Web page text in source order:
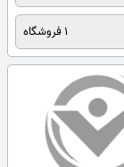
1 فروشگاه